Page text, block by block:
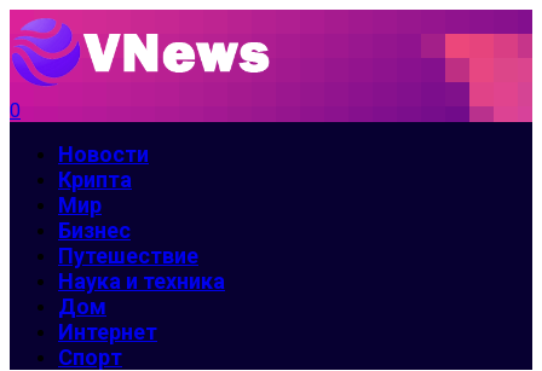
0
Новости
Крипта
Мир
Бизнес
Путешествие
Наука и техника
Дом
Интернет
Спорт